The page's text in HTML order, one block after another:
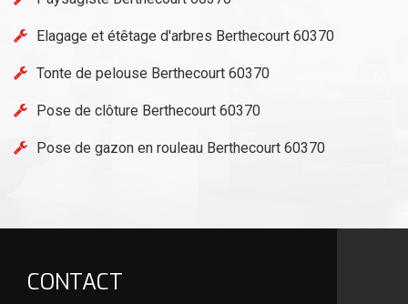
Elagage et étêtage d'arbres Berthecourt 60370
Tonte de pelouse Berthecourt 60370
Pose de clôture Berthecourt 60370
Pose de gazon en rouleau Berthecourt 60370
CONTACT